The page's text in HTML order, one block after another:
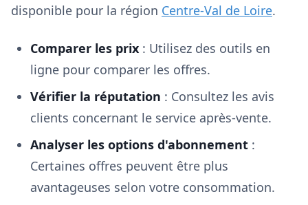
disponible pour la région Centre-Val de Loire.
Comparer les prix : Utilisez des outils en
ligne pour comparer les offres.
Vérifier la réputation : Consultez les avis
clients concernant le service après-vente.
Analyser les options d'abonnement :
Certaines offres peuvent être plus
avantageuses selon votre consommation.